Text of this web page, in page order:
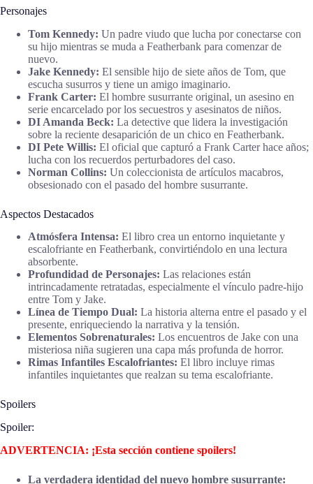
Personajes
Tom Kennedy: Un padre viudo que lucha por conectarse con
su hijo mientras se muda a Featherbank para comenzar de
nuevo.
Jake Kennedy: El sensible hijo de siete años de Tom, que
escucha susurros y tiene un amigo imaginario.
Frank Carter: El hombre susurrante original, un asesino en
serie encarcelado por los secuestros y asesinatos de niños.
DI Amanda Beck: La detective que lidera la investigación
sobre la reciente desaparición de un chico en Featherbank.
DI Pete Willis: El oficial que capturó a Frank Carter hace años;
lucha con los recuerdos perturbadores del caso.
Norman Collins: Un coleccionista de artículos macabros,
obsesionado con el pasado del hombre susurrante.
Aspectos Destacados
Atmósfera Intensa: El libro crea un entorno inquietante y
escalofriante en Featherbank, convirtiéndolo en una lectura
absorbente.
Profundidad de Personajes: Las relaciones están
intrincadamente retratadas, especialmente el vínculo padre-hijo
entre Tom y Jake.
Línea de Tiempo Dual: La historia alterna entre el pasado y el
presente, enriqueciendo la narrativa y la tensión.
Elementos Sobrenaturales: Los encuentros de Jake con una
misteriosa niña sugieren una capa más profunda de horror.
Rimas Infantiles Escalofriantes: El libro incluye rimas
infantiles inquietantes que realzan su tema escalofriante.
Spoilers
Spoiler:
ADVERTENCIA: ¡Esta sección contiene spoilers!
La verdadera identidad del nuevo hombre susurrante: